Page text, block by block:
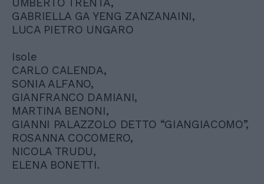
GABRIELLA GA YENG ZANZANAINI,
LUCA PIETRO UNGARO
Isole
CARLO CALENDA,
SONIA ALFANO,
GIANFRANCO DAMIANI,
MARTINA BENONI,
GIANNI PALAZZOLO DETTO “GIANGIACOMO”,
ROSANNA COCOMERO,
NICOLA TRUDU,
ELENA BONETTI.